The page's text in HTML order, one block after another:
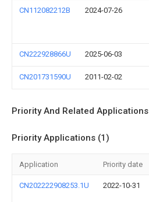
CN112082212B 2024-07-26
CN222928866U 2025-06-03
CN201731590U 2011-02-02
Priority And Related Applications
Priority Applications (1)
Application Priority date
CN202222908253.1U 2022-10-31